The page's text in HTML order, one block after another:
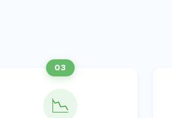
📉